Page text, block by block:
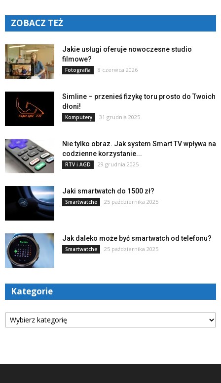
ZOBACZ TEŻ
Jakie usługi oferuje nowoczesne studio
filmowe?
Fotografia 8 czerwca 2026
Simline – przenieś fizykę toru prosto do Twoich
dłoni!
Komputery 31 grudnia 2025
Nie tylko obraz. Jak system Smart TV wpływa na
codzienne korzystanie...
RTV i AGD 29 grudnia 2025
Jaki smartwatch do 1500 zł?
Smartwatche 25 października 2025
Jak daleko może być smartwatch od telefonu?
Smartwatche 25 października 2025
Kategorie
Kategorie